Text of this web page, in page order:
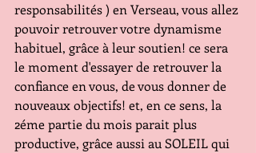
responsabilités ) en Verseau, vous allez
pouvoir retrouver votre dynamisme
habituel, grâce à leur soutien! ce sera
le moment d'essayer de retrouver la
confiance en vous, de vous donner de
nouveaux objectifs! et, en ce sens, la
2éme partie du mois parait plus
productive, grâce aussi au SOLEIL qui